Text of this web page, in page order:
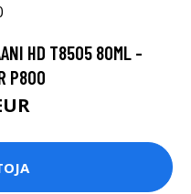
HD T8505 80ML -
P800